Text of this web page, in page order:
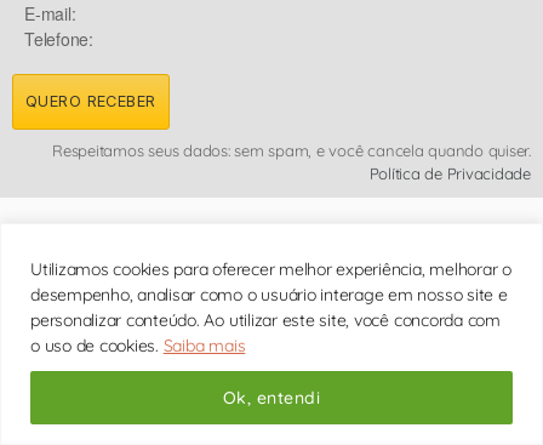
Utilizamos cookies para oferecer melhor experiência, melhorar o
desempenho, analisar como o usuário interage em nosso site e
personalizar conteúdo. Ao utilizar este site, você concorda com
o uso de cookies. Saiba mais
Ok, entendi
E-mail:
Telefone:
QUERO RECEBER
Respeitamos seus dados: sem spam, e você cancela quando quiser.
Política de Privacidade
Agende sua consultacom a psicóloga em São
Paulo ou online para todo Brasil